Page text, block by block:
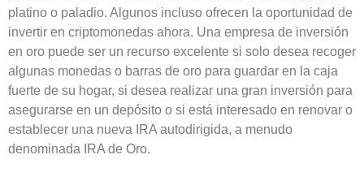
platino o paladio. Algunos incluso ofrecen la oportunidad de
invertir en criptomonedas ahora. Una empresa de inversión
en oro puede ser un recurso excelente si solo desea recoger
algunas monedas o barras de oro para guardar en la caja
fuerte de su hogar, si desea realizar una gran inversión para
asegurarse en un depósito o si está interesado en renovar o
establecer una nueva IRA autodirigida, a menudo
denominada IRA de Oro.